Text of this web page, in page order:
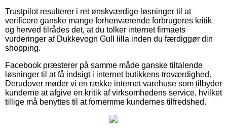
Trustpilot resulterer i ret ønskværdige løsninger til at
verificere ganske mange forhenværende forbrugeres kritik
og herved tilrådes det, at du tolker internet firmaets
vurderinger af Dukkevogn Gull lilla inden du færdiggør din
shopping.
Facebook præsterer på samme måde ganske tiltalende
løsninger til at få indsigt i internet butikkens troværdighed.
Derudover møder vi en række internet varehuse som tilbyder
kunderne at afgive en kritik af virksomhedens service, hvilket
tillige må benyttes til at fornemme kundernes tilfredshed.